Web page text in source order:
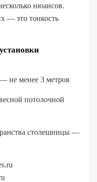
нюансов.
— это тонкость
не менее 3 метров
потолочной
столешницы —